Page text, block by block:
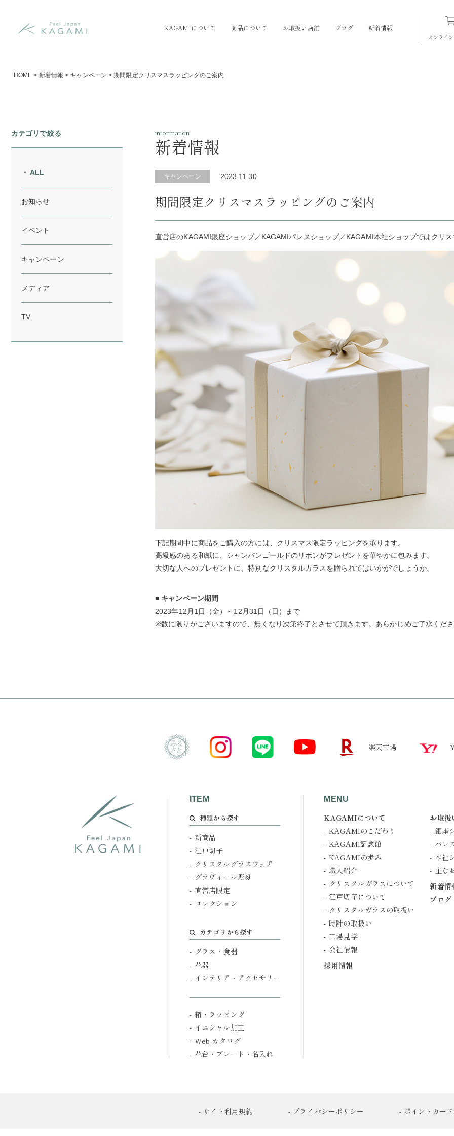
KAGAMIについて 商品について お取扱い店舗 ブログ 新着情報
オンライ
HOME > 新着情報 > キャンペーン >期間限定クリスマスラッピングのご案内
カテゴリで絞る
ALL
お知らせ
イベント
キャンペーン
メディア
TV
information
新着情報
キャンペーン 2023.11.30
期間限定クリスマスラッピングのご案内
直営店のKAGAMI銀座ショップ／KAGAMIパレスショップ／KAGAMI本社ショップではクリ
下記期間中に商品をご購入の方には、クリスマス限定ラッピングを承ります。
高級感のある和紙に、シャンパンゴールドのリボンがプレゼントを華やかに包みます。
大切な人へのプレゼントに、特別なクリスタルガラスを贈られてはいかがでしょうか。
■ キャンペーン期間
2023年12月1日（金）～12月31日（日）まで
※数に限りがございますので、無くなり次第終了とさせて頂きます。あらかじめご了承くだ
楽天市場
ITEM
種類から探す
新商品
江戸切子
クリスタルグラスウェア
グラヴィール彫刻
直営店限定
コレクション
カテゴリから探す
グラス・食器
花器
インテリア・アクセサリー
箱・ラッピング
イニシャル加工
Web カタログ
花台・プレート・名入れ
MENU
KAGAMIについて
KAGAMIのこだわり
KAGAMI記念館
KAGAMIの歩み
職人紹介
クリスタルガラスについて
江戸切子について
クリスタルガラスの取扱い
時計の取扱い
工場見学
会社情報
採用情報
お取扱
銀座
パレ
本社
主な
新着情
ブログ
- サイト利用規約 - プライバシーポリシー - ポイントカー